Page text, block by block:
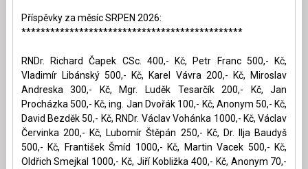
Příspěvky za měsíc SRPEN 2026:
**********************************************
RNDr. Richard Čapek CSc. 400,- Kč, Petr Franc 500,- Kč,
Vladimír Libánský 500,- Kč, Karel Vávra 200,- Kč, Miroslav
Andreska 300,- Kč, Mgr. Luděk Tesarčík 200,- Kč, Jan
Procházka 500,- Kč, ing. Jan Dvořák 100,- Kč, Anonym 50,- Kč,
David Bezděk 50,- Kč, RNDr. Václav Vohánka 1000,- Kč, Václav
Červinka 200,- Kč, Lubomír Štěpán 250,- Kč, Dr. Ilja Baudyš
500,- Kč, František Šmíd 1000,- Kč, Martin Vacek 500,- Kč,
Oldřich Smejkal 1000,- Kč, Jiří Kobližka 400,- Kč, Anonym 70,-